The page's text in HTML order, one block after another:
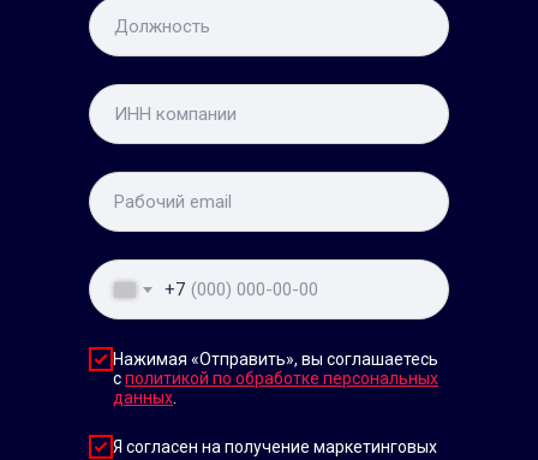
+7
Нажимая «Отправить», вы соглашаетесь
сполитикой по обработке персональных
данных
Я согласен на получение маркетинговых